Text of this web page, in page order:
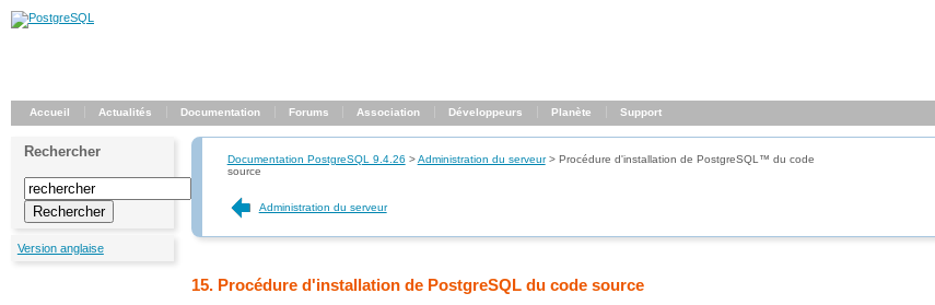
Accueil Actualités Documentation Forums Association Développeurs Planète Support
Rechercher
Version anglaise
Documentation PostgreSQL 9.4.26 >Administration du serveur> Procédure d'installation de PostgreSQL ™ du code
source
Administration du serveur
15. Procédure d'installation de PostgreSQL du code source